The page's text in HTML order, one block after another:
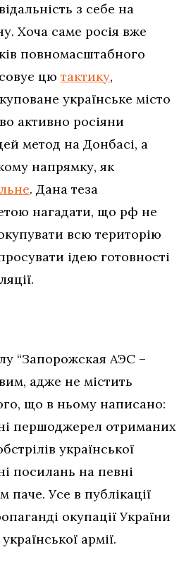
з себе на
Хоча саме росія вже
повномасштабного
цю тактику,
українське місто
активно росіяни
метод на Донбасі, а
напрямку, як
. Дана теза
нагадати, що рф не
всю територію
ідею готовності
“Запорожская АЭС –
адже не містить
що в ньому написано:
першоджерел отриманих
української
посилань на певні
паче. Усе в публікації
окупації України
армії.